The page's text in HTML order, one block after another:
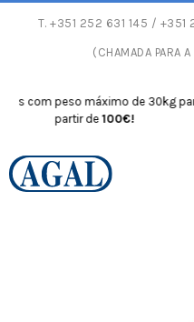
T. +351 252 631 145 / +351
(CHAMADA PARA
peso máximo de 30kg para
partir de100€!